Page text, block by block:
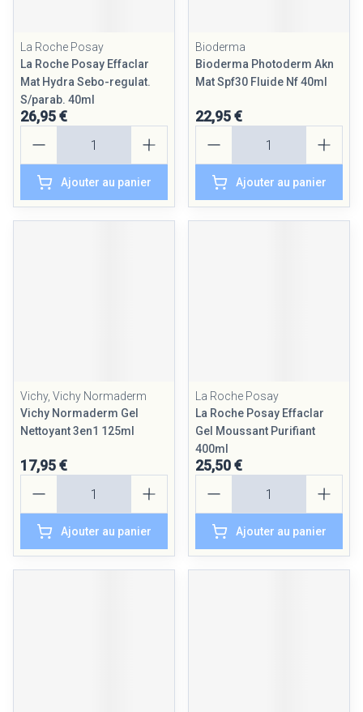
La Roche Posay
La Roche Posay Effaclar
Mat Hydra Sebo-regulat.
S/parab. 40ml
26,95 €
Ajouter au panier
Bioderma
Bioderma Photoderm Akn
Mat Spf30 Fluide Nf 40ml
22,95 €
Ajouter au panier
Vichy, Vichy Normaderm
Vichy Normaderm Gel
Nettoyant 3en1 125ml
17,95 €
Ajouter au panier
La Roche Posay
La Roche Posay Effaclar
Gel Moussant Purifiant
400ml
25,50 €
Ajouter au panier